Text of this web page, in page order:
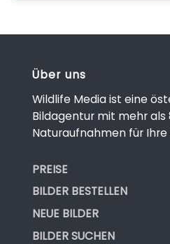
Über uns
Wildlife Media ist eine
Bildagentur mit mehr als
Naturaufnahmen für
PREISE
BILDER BESTELLEN
NEUE BILDER
BILDER SUCHEN